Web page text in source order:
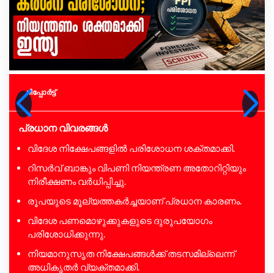
റിപ്പോര്‍ട്ട്
പ്രധാന വിവരങ്ങൾ
വിദേശ നിക്ഷേപങ്ങളിൽ പരിശോധന ശക്തമാക്കി.
റിസർവ് ബാങ്കും വിപണി നിയന്ത്രണ അതോറിറ്റിയും
നിരീക്ഷണം വർധിപ്പിച്ചു.
രൂപയുടെ മൂല്യത്തകർച്ചയാണ് പ്രധാന കാരണം.
വിദേശ പണമൊഴുക്കുകളുടെ ദുരുപയോഗം
പരിശോധിക്കുന്നു.
നിയമാനുസൃത നിക്ഷേപങ്ങൾക്ക് തടസമില്ലെന്ന്
അധികൃതർ വ്യക്തമാക്കി.